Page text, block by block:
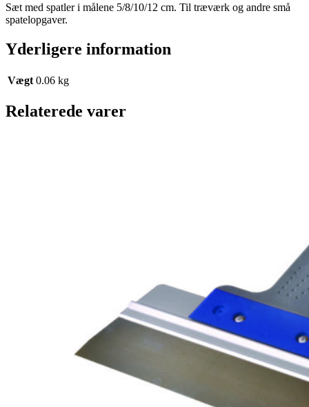
Sæt med spatler i målene 5/8/10/12 cm. Til træværk og andre små
spatelopgaver.
Yderligere information
Vægt 0.06 kg
Relaterede varer